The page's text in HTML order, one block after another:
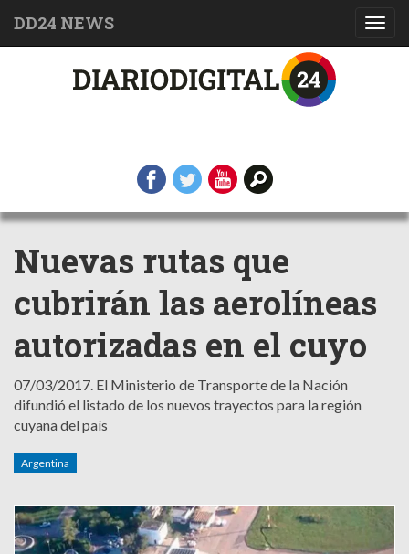
DD24 NEWS
Nuevas rutas que
cubrirán las aerolíneas
autorizadas en el cuyo
07/03/2017. El Ministerio de Transporte de la Nación
difundió el listado de los nuevos trayectos para la región
cuyana del país
Argentina